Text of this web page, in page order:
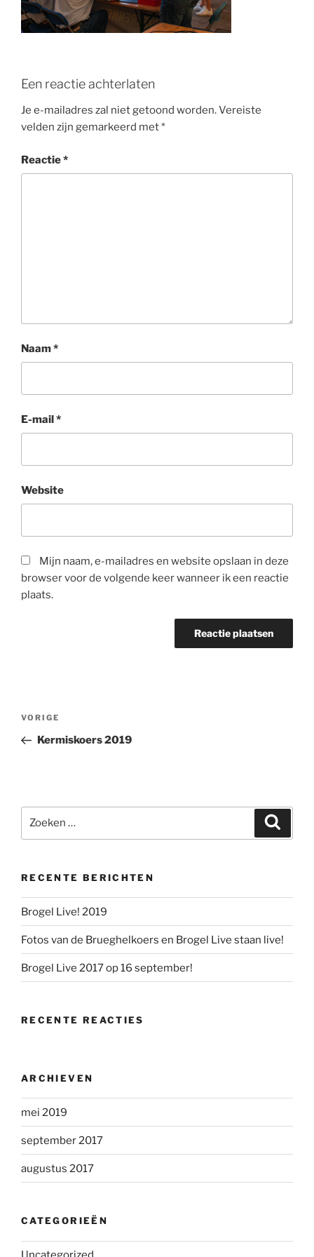
k
Een reactie achterlaten
Je e-mailadres zal niet getoond worden.Vereiste
velden zijn gemarkeerd met*
Reactie*
Naam*
E-mail*
Website
Mijn naam, e-mailadres en website opslaan in deze
browser voor de volgende keer wanneer ik een reactie
plaats.
Berichtnavigatie
Vorig
bericht
VORIGE
Kermiskoers 2019
naar:
RECENTE BERICHTEN
Brogel Live! 2019
Fotos van de Brueghelkoers en Brogel Live staan live!
Brogel Live 2017 op 16 september!
RECENTE REACTIES
ARCHIEVEN
mei 2019
september 2017
augustus 2017
CATEGORIEËN